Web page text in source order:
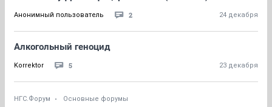
Анонимный пользователь 2 24 декабря
Алкогольный геноцид
Korrektor 5 23 декабря
НГС.Форум Основные форумы